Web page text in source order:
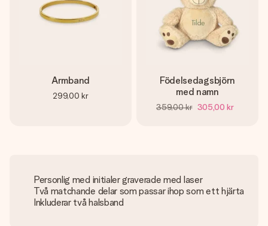
Armband
299,00 kr
Födelsedagsbjörn
med namn
359,00 kr 305,00 kr
Personlig med initialer graverade med laser
Två matchande delar som passar ihop som ett hjärta
Inkluderar två halsband